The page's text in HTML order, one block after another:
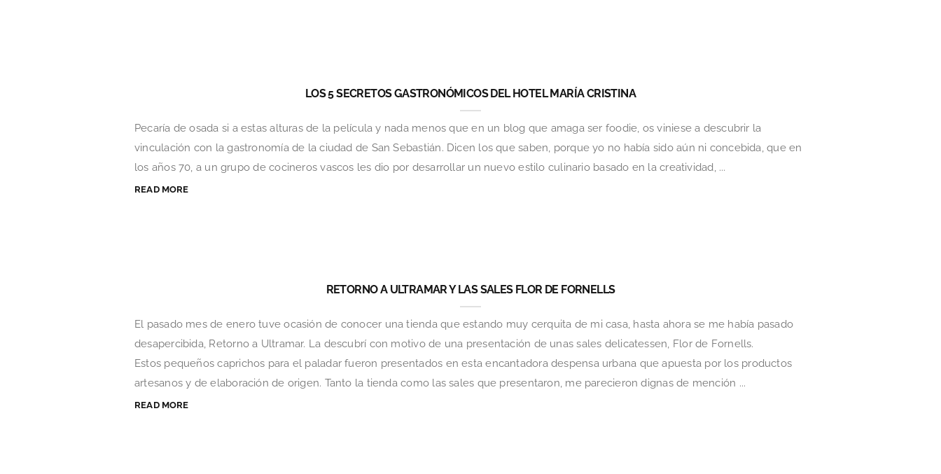
LOS 5 SECRETOS GASTRONÓMICOS DEL HOTEL MARÍA CRISTINA
Pecaría de osada si a estas alturas de la película y nada menos que en un blog que amaga ser foodie, os viniese a descubrir la
vinculación con la gastronomía de la ciudad de San Sebastián. Dicen los que saben, porque yo no había sido aún ni concebida, que en
los años 70, a un grupo de cocineros vascos les dio por desarrollar un nuevo estilo culinario basado en la creatividad, ...
READ MORE
RETORNO A ULTRAMAR Y LAS SALES FLOR DE FORNELLS
El pasado mes de enero tuve ocasión de conocer una tienda que estando muy cerquita de mi casa, hasta ahora se me había pasado
desapercibida, Retorno a Ultramar. La descubrí con motivo de una presentación de unas sales delicatessen, Flor de Fornells.
Estos pequeños caprichos para el paladar fueron presentados en esta encantadora despensa urbana que apuesta por los productos
artesanos y de elaboración de origen. Tanto la tienda como las sales que presentaron, me parecieron dignas de mención ...
READ MORE